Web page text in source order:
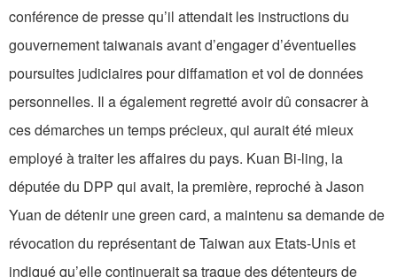
conférence de presse qu’il attendait les instructions du
gouvernement taiwanais avant d’engager d’éventuelles
poursuites judiciaires pour diffamation et vol de données
personnelles. Il a également regretté avoir dû consacrer à
ces démarches un temps précieux, qui aurait été mieux
employé à traiter les affaires du pays. Kuan Bi-ling, la
députée du DPP qui avait, la première, reproché à Jason
Yuan de détenir une green card, a maintenu sa demande de
révocation du représentant de Taiwan aux Etats-Unis et
indiqué qu’elle continuerait sa traque des détenteurs de